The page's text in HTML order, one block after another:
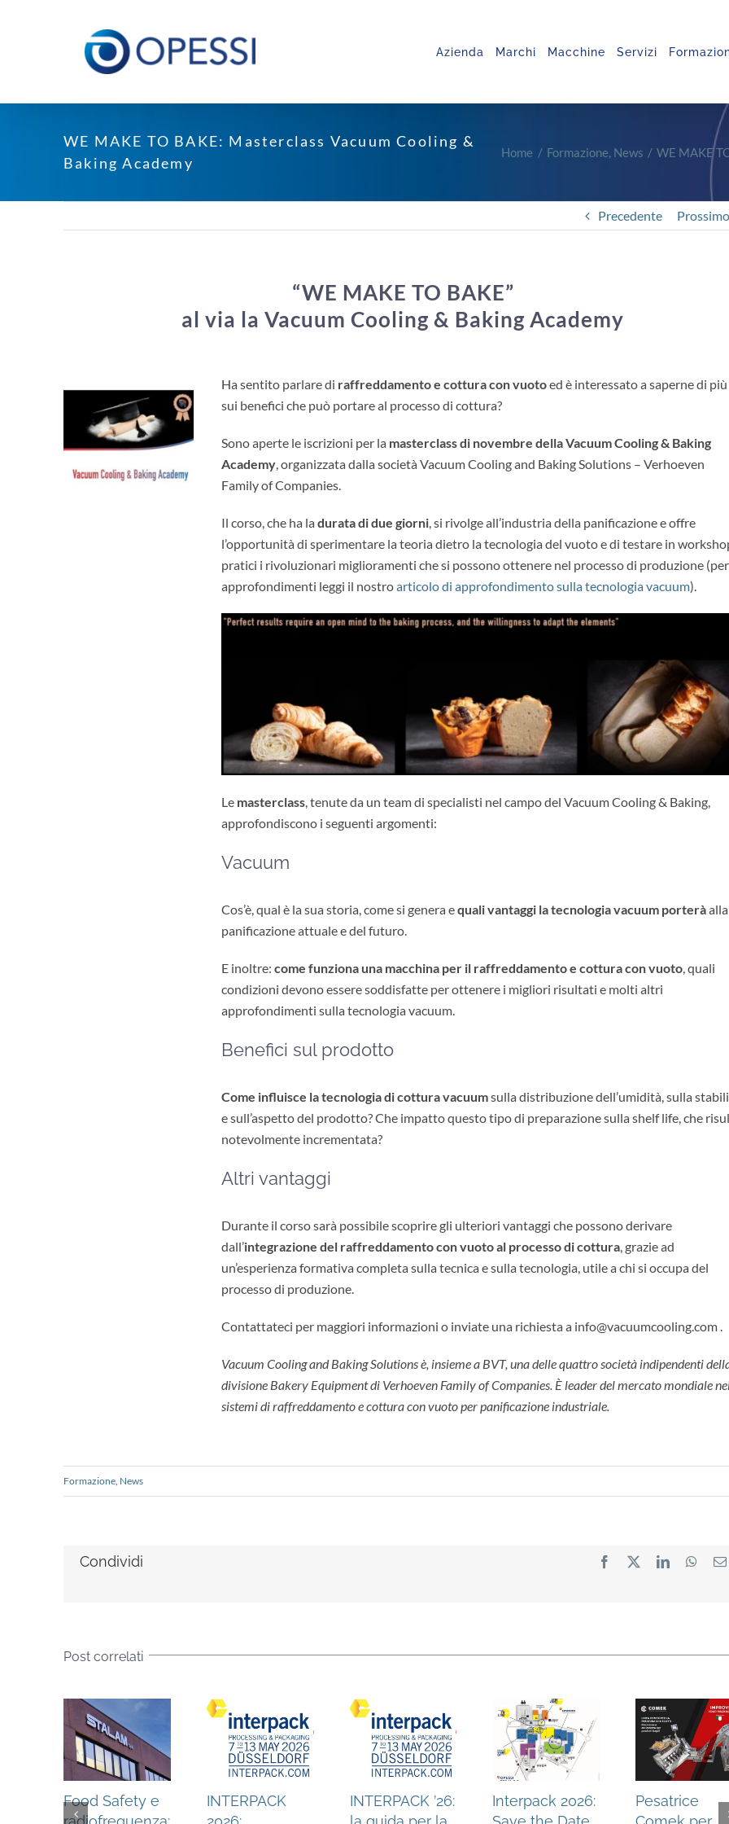
Azienda Marchi Macchine Servizi
WE MAKE TO BAKE: Masterclass Vacuum Cooling &
Baking Academy
Home Formazione News WE MAKE
Precedente Prossimo
“WE MAKE TO BAKE”
al via la Vacuum Cooling & Baking Academy
Ha sentito parlare di raffreddamento e cottura con vuotoed è interessato a saperne di più
sui benefici che può portare al processo di cottura?
Sono aperte le iscrizioni per la masterclass di novembre della Vacuum Cooling & Baking
Academy, organizzata dalla società Vacuum Cooling and Baking Solutions – Verhoeven
Family of Companies.
Il corso, che ha la durata di due giorni, si rivolge all’industria della panificazione e offre
l’opportunità di sperimentare la teoria dietro la tecnologia del vuoto e di testare in
pratici i rivoluzionari miglioramenti che si possono ottenere nel processo di produzione (per
approfondimenti leggi il nostroarticolo di approfondimento sulla tecnologia vacuum).
Le masterclass, tenute da un team di specialisti nel campo del Vacuum Cooling & Baking,
approfondiscono i seguenti argomenti:
Vacuum
Cos’è, qual è la sua storia, come si genera equali vantaggi la tecnologia vacuum porteràalla
panificazione attuale e del futuro.
E inoltre: come funziona una macchina per il raffreddamento e cottura con vuoto, quali
condizioni devono essere soddisfatte per ottenere i migliori risultati e molti altri
approfondimenti sulla tecnologia vacuum.
Benefici sul prodotto
Come influisce la tecnologia di cottura vacuumsulla distribuzione dell’umidità, sulla
e sull’aspetto del prodotto? Che impatto questo tipo di preparazione sulla shelf life, che
notevolmente incrementata?
Altri vantaggi
Durante il corso sarà possibile scoprire gli ulteriori vantaggi che possono derivare
dall’integrazione del raffreddamento con vuoto al processo di cottura, grazie ad
un’esperienza formativa completa sulla tecnica e sulla tecnologia, utile a chi si occupa del
processo di produzione.
Contattateci per maggiori informazioni o inviate una richiesta a info@vacuumcooling.com .
Vacuum Cooling and Baking Solutions è, insieme a BVT, una delle quattro società indipendenti
divisione Bakery Equipment di Verhoeven Family of Companies. È leader del mercato mondiale
sistemi di raffreddamento e cottura con vuoto per panificazione industriale.
Formazione News
Condividi Facebook
X LinkedIn
Post correlati
Food Safety e
INTERPACK
INTERPACK ’26:
Interpack 2026:
Pesatrice